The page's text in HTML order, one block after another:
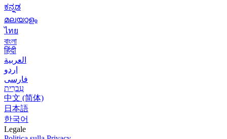
ಕನ್ನಡ
മലയാളം
ไทย
বাংলা
हिंदी
العربية
اردو
فارسی
עִברִית
中文 (简体)
日本語
한국어
Legale